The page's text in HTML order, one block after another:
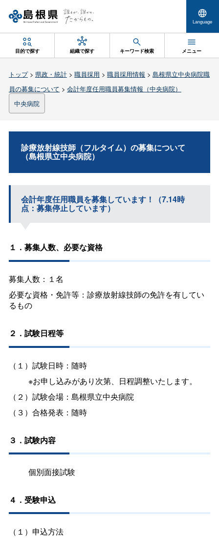
Language
目的で探す 組織で探す キーワード検索 メニュー
トップ> 県政・統計> 職員採用 > 職員採用情報 > 島根県立中央病院職
員の募集について > 会計年度任用職員募集情報（中央病院）
中央病院
診療放射線技師（フルタイム）の募集について
（島根県立中央病院）
会計年度任用職員を募集しています！（7.14時
点：募集停止しています）
１．募集人数、必要な資格
募集人数：１名
必要な資格・免許等：診療放射線技師の免許を有してい
るもの
２．試験日程等
（１）試験日時：随時
※お申し込みがあり次第、日程調整いたします。
（２）試験会場：島根県立中央病院
（３）合格発表：随時
３．試験内容
個別面接試験
４．受験申込
（１）申込方法